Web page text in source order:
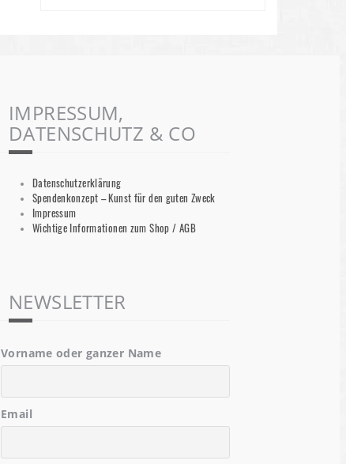
IMPRESSUM,
DATENSCHUTZ & CO
Datenschutzerklärung
Spendenkonzept – Kunst für den guten Zweck
Impressum
Wichtige Informationen zum Shop / AGB
NEWSLETTER
Vorname oder ganzer Name
Email